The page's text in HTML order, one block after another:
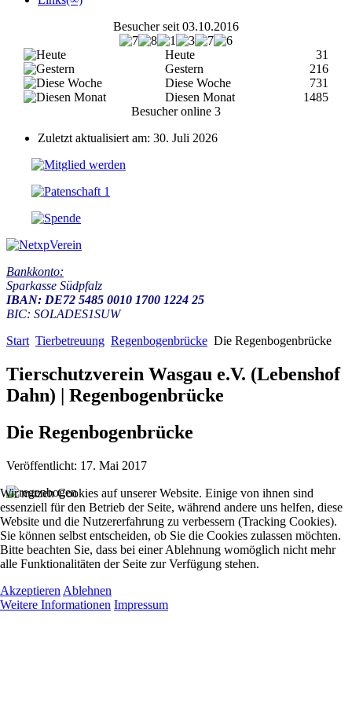
Besucher seit 03.10.2016
Heute
31
Gestern
216
Diese Woche
731
Diesen Monat
1485
Besucher online 3
Zuletzt aktualisiert am: 30. Juli 2026
Bankkonto:
Sparkasse Südpfalz
IBAN: DE72 5485 0010 1700 1224 25
BIC: SOLADES1SUW
Start Tierbetreuung Regenbogenbrücke Die Regenbogenbrücke
Tierschutzverein Wasgau e.V. (Lebenshof
Dahn) | Regenbogenbrücke
Die Regenbogenbrücke
Veröffentlicht: 17. Mai 2017
Wir nutzen Cookies auf unserer Website. Einige von ihnen sind
essenziell für den Betrieb der Seite, während andere uns helfen, diese
Website und die Nutzererfahrung zu verbessern (Tracking Cookies).
Sie können selbst entscheiden, ob Sie die Cookies zulassen möchten.
Bitte beachten Sie, dass bei einer Ablehnung womöglich nicht mehr
alle Funktionalitäten der Seite zur Verfügung stehen.
Akzeptieren Ablehnen
Weitere Informationen Impressum